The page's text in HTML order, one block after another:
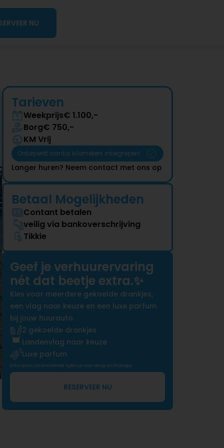
NU
Tarieven
Weekprijs€ 1.100,-
Borg€ 750,-
KM Vrij
Onbeperkt aantal kilometers inbegrepen!
Langer huren? Neem contact met ons op
Betaal Mogelijkheden
Contant betalen
veilig via bankoverschrijving
Tikkie
Geef je verhuurervaring
nét dat beetje extra.✨
Kies voor meerdere gekoelde drankjes,
een vlag naar keuze en een luxe parfum
bij jouw huurauto.
2 gekoelde drankjes
Landenvlag naar keuze
Luxe parfum
Extra opties zijn beschikbaar tijdens je reservering via Whatsapp
RESERVEER NU